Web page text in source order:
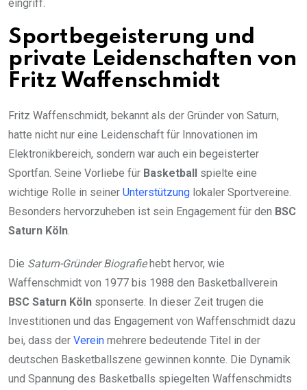
eingriff.
Sportbegeisterung und
private Leidenschaften von
Fritz Waffenschmidt
Fritz Waffenschmidt, bekannt als der Gründer von Saturn,
hatte nicht nur eine Leidenschaft für Innovationen im
Elektronikbereich, sondern war auch ein begeisterter
Sportfan. Seine Vorliebe für Basketball
spielte eine
wichtige Rolle in seiner Unterstützung lokaler Sportvereine.
Besonders hervorzuheben ist sein Engagement für den BSC
Saturn Köln.
Die Saturn-Gründer Biografiehebt hervor, wie
Waffenschmidt von 1977 bis 1988 den Basketballverein
BSC Saturn Köln sponserte. In dieser Zeit trugen die
Investitionen und das Engagement von Waffenschmidt dazu
bei, dass der Verein mehrere bedeutende Titel in der
deutschen Basketballszene gewinnen konnte. Die Dynamik
und Spannung des Basketballs spiegelten Waffenschmidts